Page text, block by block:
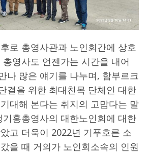
로 총영사관과 노인회간에 상호
영사도 언젠가는 시간을 내어
나 많은 얘기를 나누며, 함부르크
결을 위한 최대친목 단체인 대한
대해 본다는 취지의 고맙다는 말
기홍총영사의 대한노인회에 대한
고 더욱이 2022년 기푸호른 소
을 때 거의가 노인회소속의 인원